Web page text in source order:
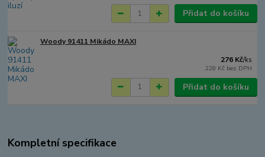
Přidat do košíku
Woody 91411 Mikádo MAXI
276 Kč/ks
228 Kč bez DPH
Přidat do košíku
Kompletní specifikace